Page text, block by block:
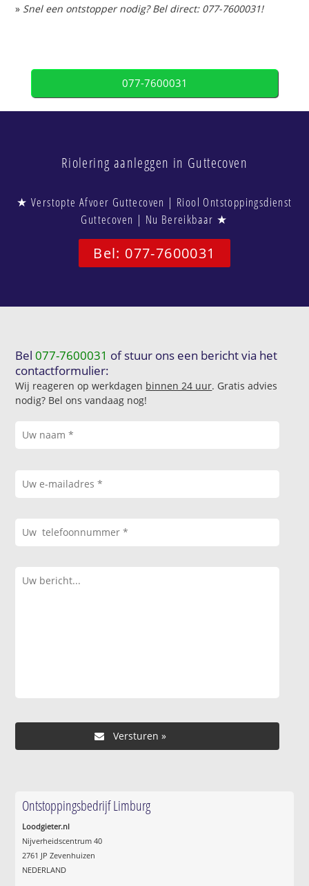
» Snel een ontstopper nodig? Bel direct: 077-7600031!
077-7600031
Riolering aanleggen in Guttecoven
★ Verstopte Afvoer Guttecoven | Riool Ontstoppingsdienst
Guttecoven | Nu Bereikbaar ★
Bel: 077-7600031
Bel077-7600031 of stuur ons een bericht via het
contactformulier:
Wij reageren op werkdagen binnen 24 uur. Gratis advies
nodig? Bel ons vandaag nog!
Ontstoppingsbedrijf Limburg
Loodgieter.nl
Nijverheidscentrum 40
2761 JP Zevenhuizen
NEDERLAND